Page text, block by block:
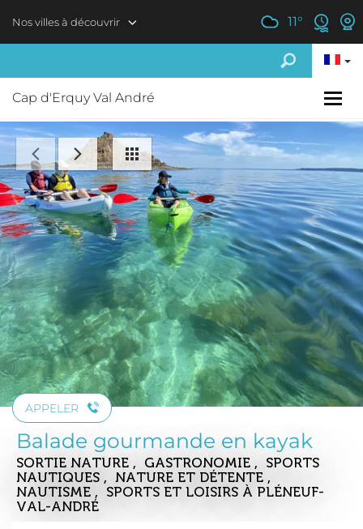
Nos villes à découvrir 11°
Cap d'Erquy Val André
APPELER
Balade gourmande en kayak
SORTIE NATURE , GASTRONOMIE , SPORTS
NAUTIQUES , NATURE ET DÉTENTE ,
NAUTISME , SPORTS ET LOISIRS À PLÉNEUF-
VAL-ANDRÉ